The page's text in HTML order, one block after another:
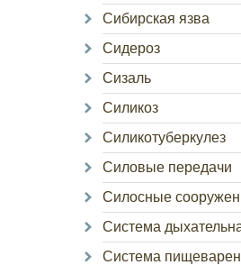
Сибирская язва
Сидероз
Сизаль
Силикоз
Силикотуберкулез
Силовые передачи
Силосные
Система
Система